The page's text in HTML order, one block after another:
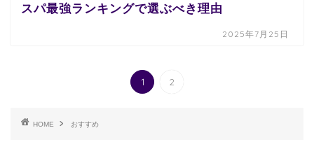
スパ最強ランキングで選ぶべき理由
2025年7月25日
1 2
HOME おすすめ